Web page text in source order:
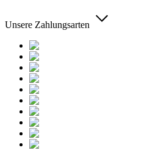
Unsere Zahlungsarten